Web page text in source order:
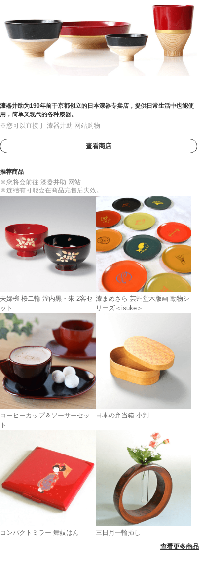
漆器井助为190年前于京都创立的日本漆器专卖店，提供日常生活中也能使
用，简单又现代的各种漆器。
※您可以直接于 漆器井助 网站购物
查看商店
推荐商品
※您将会前往 漆器井助 网站
※连结有可能会在商品完售后失效。
夫婦椀 桜二輪 溜内黒・朱 2客セ
ット
漆まめさら 芸艸堂木版画 動物シ
リーズ＜isuke＞
コーヒーカップ＆ソーサーセッ
ト
日本の弁当箱 小判
コンパクトミラー 舞妓はん
三日月一輪挿し
查看更多商品